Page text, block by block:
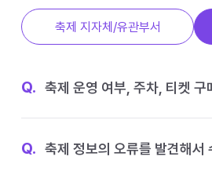
축제 지자체/유관부서
Q. 축제 운영 여부, 주차, 티켓
Q. 축제 정보의 오류를 발견해서